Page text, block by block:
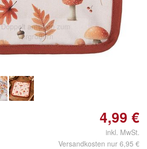
Doppelt antippen zum
vergrößern
4,99 €
inkl. MwSt.
Versandkosten nur 6,95 €